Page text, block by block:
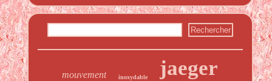
mouvement inoxydable jaeger